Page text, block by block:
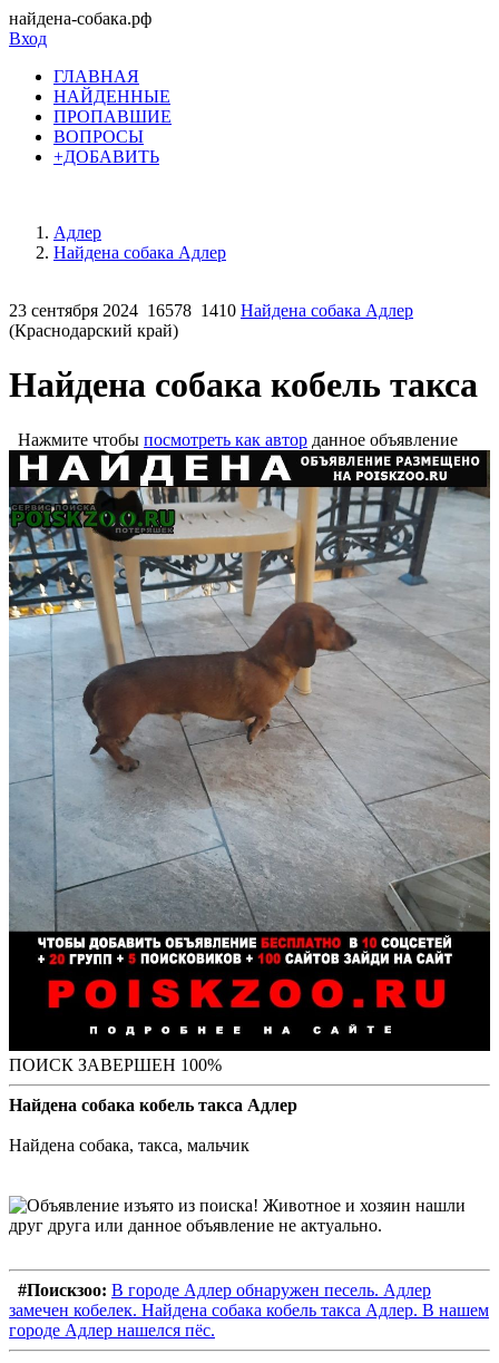
найдена-собака.рф
Вход
ГЛАВНАЯ
НАЙДЕННЫЕ
ПРОПАВШИЕ
ВОПРОСЫ
+ДОБАВИТЬ
Адлер
Найдена собака Адлер
23 сентября 2024 16578 1410 Найдена собака Адлер
(Краснодарский край)
Найдена собака кобель такса
Нажмите чтобы посмотреть как автор данное объявление
ПОИСК ЗАВЕРШЕН 100%
Найдена собака кобель такса Адлер
Найдена собака, такса, мальчик
#Поискзоо: В городе Адлер обнаружен песель. Адлер
замечен кобелек. Найдена собака кобель такса Адлер. В нашем
городе Адлер нашелся пёс.